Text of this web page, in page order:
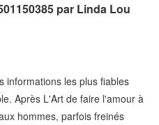
par Linda Lou
informations les plus fiables
Après L'Art de faire l'amour à
hommes, parfois freinés